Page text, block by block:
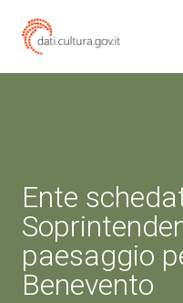
Ente
paesaggio
Benevento